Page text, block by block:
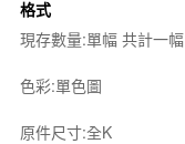
格式
現存數量:單幅 共計一幅
色彩:單色圖
原件尺寸:全K